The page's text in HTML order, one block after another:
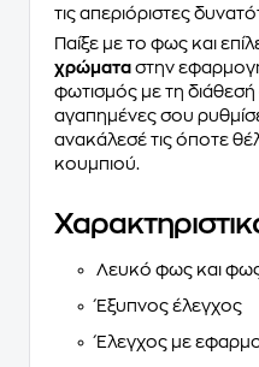
τις απεριόριστες
Παίξε με το φως και
χρώματα στην εφαρμογή
φωτισμός με τη
αγαπημένες σου
ανακάλεσέ τις όποτε
κουμπιού.
Λευκό φως και
Έξυπνος έλεγχος
Έλεγχος με